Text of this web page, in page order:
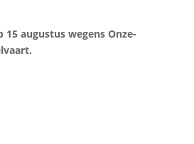
augustus wegens Onze-